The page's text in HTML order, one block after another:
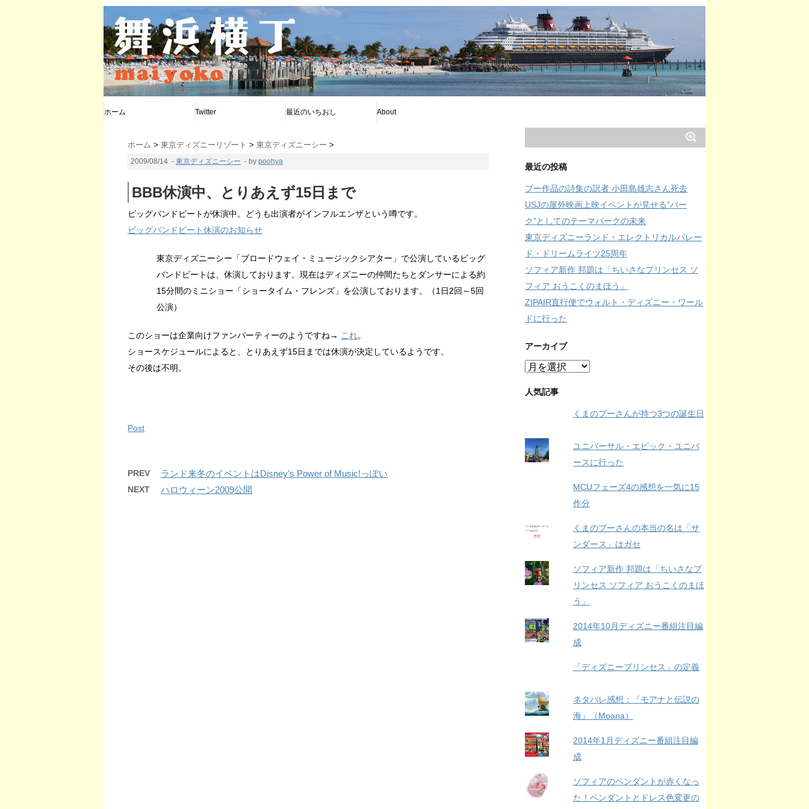
ホーム Twitter 最近のいちおし About
ホーム > 東京ディズニーリゾート > 東京ディズニーシー >
2009/08/14 - 東京ディズニーシー - by poohya
BBB休演中、とりあえず15日まで
ビッグバンドビートが休演中。どうも出演者がインフルエンザという噂です。
ビッグバンドビート休演のお知らせ
東京ディズニーシー「ブロードウェイ・ミュージックシアター」で公演しているビッグ
バンドビートは、休演しております。現在はディズニーの仲間たちとダンサーによる約
15分間のミニショー「ショータイム・フレンズ」を公演しております。（1日2回～5回
公演）
このショーは企業向けファンパーティーのようですね→ これ。
ショースケジュールによると、とりあえず15日までは休演が決定しているようです。
その後は不明。
Post
PREV ランド来冬のイベントはDisney’s Power of Music!っぽい
NEXT ハロウィーン2009公開
最近の投稿
プー作品の詩集の訳者 小田島雄志さん死去
USJの屋外映画上映イベントが見せる”パー
ク”としてのテーマパークの未来
東京ディズニーランド・エレクトリカルパレー
ド・ドリームライツ25周年
ソフィア新作 邦題は「ちいさなプリンセス ソ
フィア おうこくのまほう」
ZIPAIR直行便でウォルト・ディズニー・ワール
ドに行った
アーカイブ
ア
カ
人気記事
くまのプーさんが持つ3つの誕生日
ユニバーサル・エピック・ユニバ
ースに行った
MCUフェーズ4の感想を一気に15
作分
くまのプーさんの本当の名は「サ
ンダース」はガセ
ソフィア新作 邦題は「ちいさなプ
リンセス ソフィア おうこくのまほ
う」
2014年10月ディズニー番組注目編
成
「ディズニープリンセス」の定義
ネタバレ感想：『モアナと伝説の
海』（Moana）
2014年1月ディズニー番組注目編
成
ソフィアのペンダントが赤くなっ
た！ペンダントとドレス色変更の